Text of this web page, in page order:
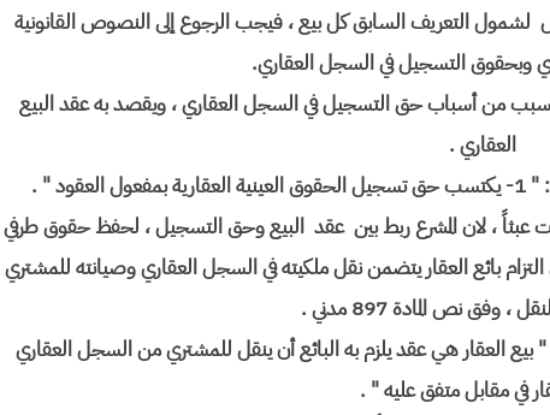
لشمول التعريف السابق كل بيع ، فيجب الرجوع إلى النصوص القانونية
وبحقوق التسجيل في السجل العقاري.
العقد سبب من أسباب حق التسجيل في السجل العقاري ، ويقصد به عقد البيع
العقاري .
، لان المشرع ربط بين عقد البيع وحق التسجيل ، لحفظ حقوق طرفي
بائع العقار يتضمن نقل ملكيته في السجل العقاري وصيانته للمشتري
وفق نص المادة 897 مدني .
مدني يمكن أن نقول " بيع العقار هي عقد يلزم به البائع أن ينقل للمشتري من السجل العقاري
في مقابل متفق عليه " .